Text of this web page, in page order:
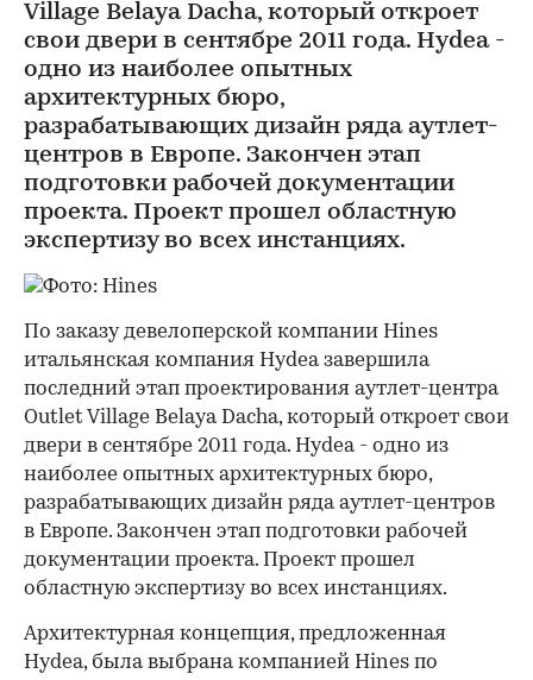
Village Belaya Dacha, который откроет
свои двери в сентябре 2011 года. Hydea -
одно из наиболее опытных
архитектурных бюро,
разрабатывающих дизайн ряда аутлет-
центров в Европе. Закончен этап
подготовки рабочей документации
проекта. Проект прошел областную
экспертизу во всех инстанциях.
По заказу девелоперской компании Hines
итальянская компания Hydea завершила
последний этап проектирования аутлет-центра
Outlet Village Belaya Dacha, который откроет свои
двери в сентябре 2011 года. Hydea - одно из
наиболее опытных архитектурных бюро,
разрабатывающих дизайн ряда аутлет-центров
в Европе. Закончен этап подготовки рабочей
документации проекта. Проект прошел
областную экспертизу во всех инстанциях.
Архитектурная концепция, предложенная
Hydea, была выбрана компанией Hines по